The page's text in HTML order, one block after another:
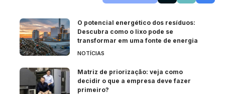
O potencial energético dos resíduos:
Descubra como o lixo pode se
transformar em uma fonte de energia
NOTÍCIAS
Matriz de priorização: veja como
decidir o que a empresa deve fazer
primeiro?